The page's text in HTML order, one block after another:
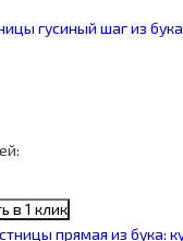
гусиный шаг из бука
в 1 клик